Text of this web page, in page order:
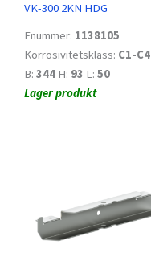
VK-300 2KN HDG
Enummer: 1138105
Korrosivitetsklass: C1-C4
B: 344 H: 93 L: 50
Lager produkt